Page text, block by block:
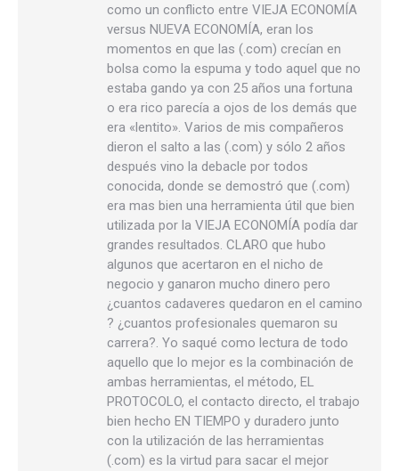
como un conflicto entre VIEJA ECONOMÍA
versus NUEVA ECONOMÍA, eran los
momentos en que las (.com) crecían en
bolsa como la espuma y todo aquel que no
estaba gando ya con 25 años una fortuna
o era rico parecía a ojos de los demás que
era «lentito». Varios de mis compañeros
dieron el salto a las (.com) y sólo 2 años
después vino la debacle por todos
conocida, donde se demostró que (.com)
era mas bien una herramienta útil que bien
utilizada por la VIEJA ECONOMÍA podía dar
grandes resultados. CLARO que hubo
algunos que acertaron en el nicho de
negocio y ganaron mucho dinero pero
¿cuantos cadaveres quedaron en el camino
? ¿cuantos profesionales quemaron su
carrera?. Yo saqué como lectura de todo
aquello que lo mejor es la combinación de
ambas herramientas, el método, EL
PROTOCOLO, el contacto directo, el trabajo
bien hecho EN TIEMPO y duradero junto
con la utilización de las herramientas
(.com) es la virtud para sacar el mejor